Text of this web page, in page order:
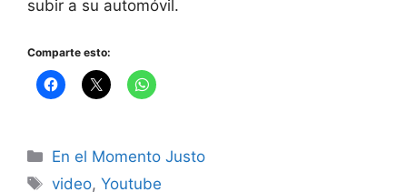
subir a su automóvil.
Comparte esto:
Categorías
En el Momento Justo
Etiquetas
video,Youtube